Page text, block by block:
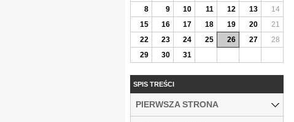
8
9 10 11 12 13
14
15
16 17 18 19 20
21
22
23 24 25 26 27
28
29
30 31
SPIS TREŚCI
PIERWSZA STRONA